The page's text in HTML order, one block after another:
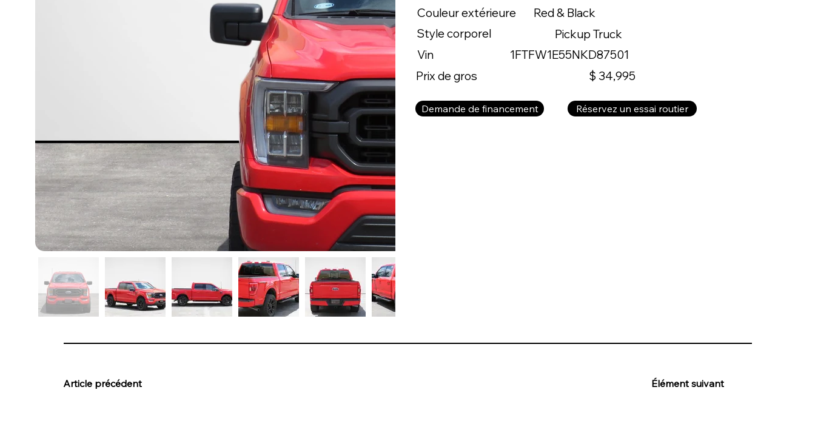
Article précédent Élément suivant
Couleur extérieure
Red & Black
Style corporel
Pickup Truck
Vin
1FTFW1E55NKD87501
Prix de gros
$ 34,995
Demande de financement Réservez un essai routier